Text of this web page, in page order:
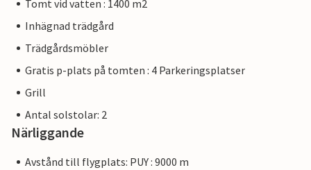
Tomt vid vatten : 1400 m2
Inhägnad trädgård
Trädgårdsmöbler
Gratis p-plats på tomten : 4 Parkeringsplatser
Grill
Antal solstolar: 2
Närliggande
Avstånd till flygplats: PUY : 9000 m